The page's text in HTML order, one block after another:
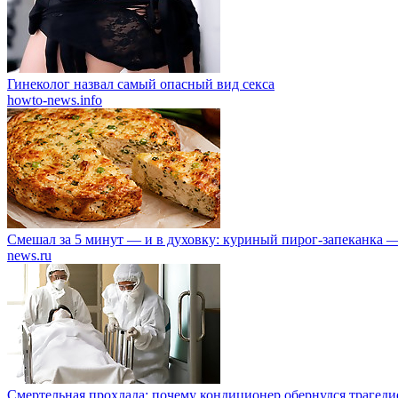
Гинеколог назвал самый опасный вид секса
howto-news.info
Смешал за 5 минут — и в духовку: куриный пирог-запеканка
news.ru
Смертельная прохлада: почему кондиционер обернулся